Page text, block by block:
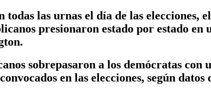
todas las urnas el día de las
presionaron estado por estado
sobrepasaron a los demócratas con
en las elecciones, según